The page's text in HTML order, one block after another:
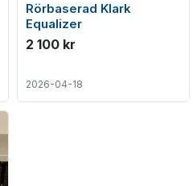
Rörbaserad Klark
Equalizer
2 100 kr
2026-04-18